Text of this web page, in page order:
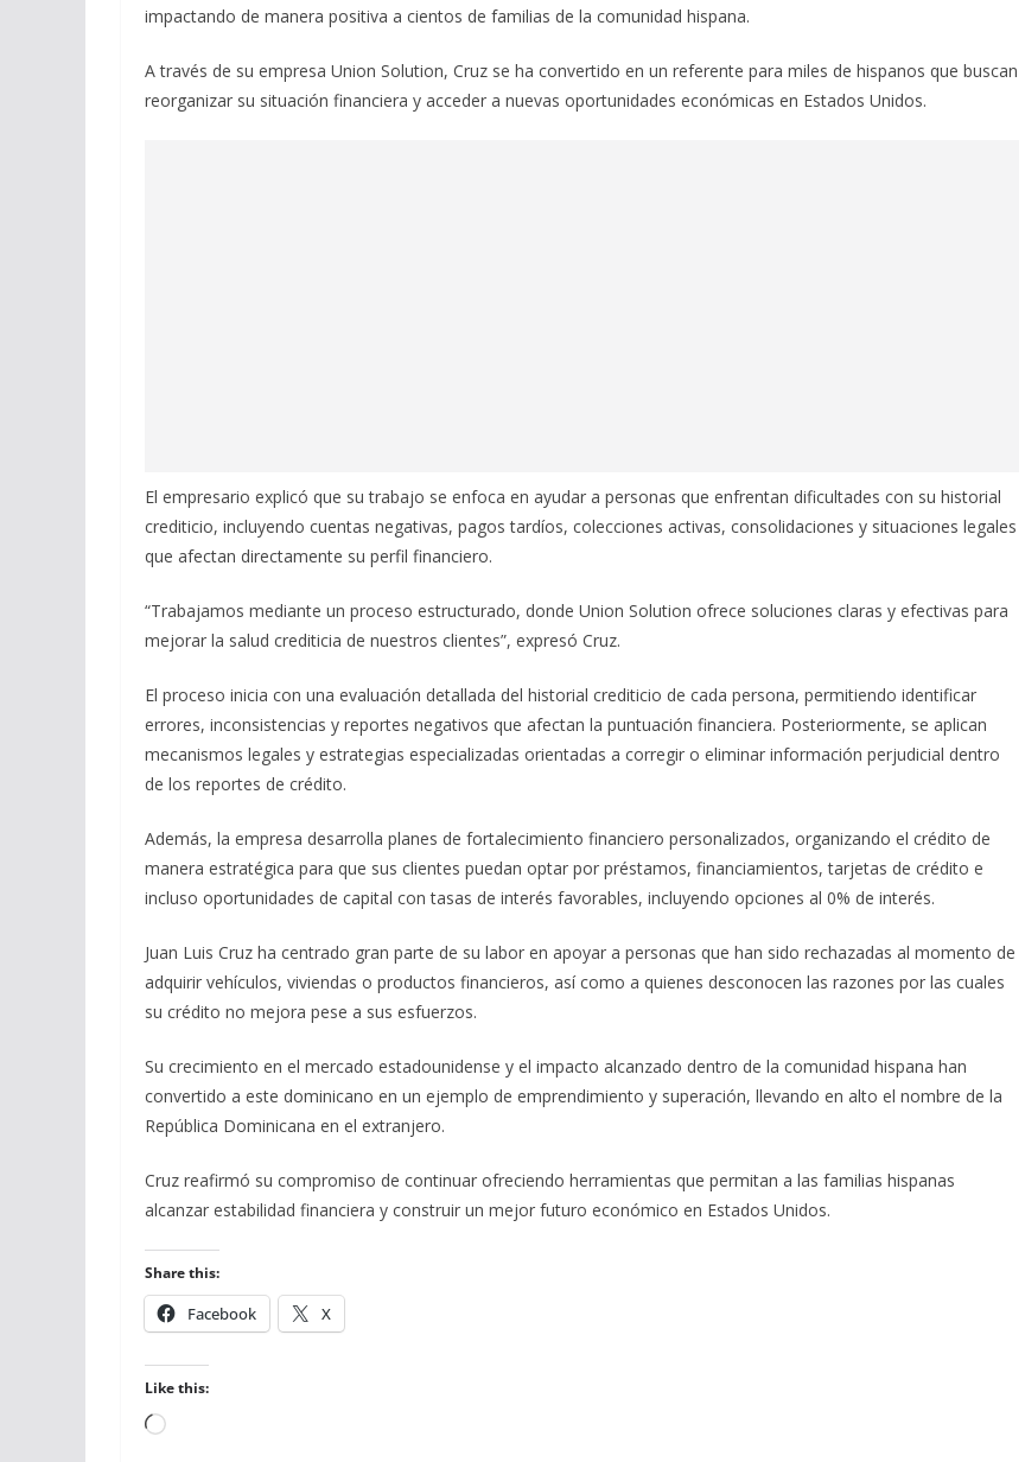
impactando de manera positiva a cientos de familias de la comunidad hispana.
A través de su empresa Union Solution, Cruz se ha convertido en un referente para miles de hispanos que buscan
reorganizar su situación financiera y acceder a nuevas oportunidades económicas en Estados Unidos.
El empresario explicó que su trabajo se enfoca en ayudar a personas que enfrentan dificultades con su historial
crediticio, incluyendo cuentas negativas, pagos tardíos, colecciones activas, consolidaciones y situaciones legales
que afectan directamente su perfil financiero.
“Trabajamos mediante un proceso estructurado, donde Union Solution ofrece soluciones claras y efectivas para
mejorar la salud crediticia de nuestros clientes”, expresó Cruz.
El proceso inicia con una evaluación detallada del historial crediticio de cada persona, permitiendo identificar
errores, inconsistencias y reportes negativos que afectan la puntuación financiera. Posteriormente, se aplican
mecanismos legales y estrategias especializadas orientadas a corregir o eliminar información perjudicial dentro
de los reportes de crédito.
Además, la empresa desarrolla planes de fortalecimiento financiero personalizados, organizando el crédito de
manera estratégica para que sus clientes puedan optar por préstamos, financiamientos, tarjetas de crédito e
incluso oportunidades de capital con tasas de interés favorables, incluyendo opciones al 0% de interés.
Juan Luis Cruz ha centrado gran parte de su labor en apoyar a personas que han sido rechazadas al momento de
adquirir vehículos, viviendas o productos financieros, así como a quienes desconocen las razones por las cuales
su crédito no mejora pese a sus esfuerzos.
Su crecimiento en el mercado estadounidense y el impacto alcanzado dentro de la comunidad hispana han
convertido a este dominicano en un ejemplo de emprendimiento y superación, llevando en alto el nombre de la
República Dominicana en el extranjero.
Cruz reafirmó su compromiso de continuar ofreciendo herramientas que permitan a las familias hispanas
alcanzar estabilidad financiera y construir un mejor futuro económico en Estados Unidos.
Share this:
Facebook X
Like this:
Loading…